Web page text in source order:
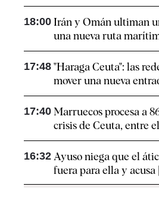
18:00 Irán y Omán ultiman
una nueva ruta
17:48 "Haraga Ceuta": las
mover una nueva
17:40 Marruecos procesa a
crisis de Ceuta, entre
16:32 Ayuso niega que el
fuera para ella y acusa